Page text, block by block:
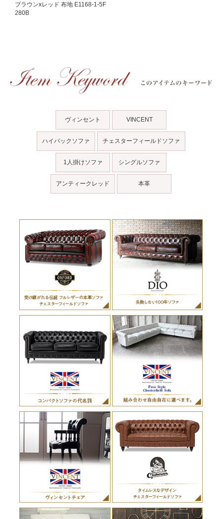
ブラウンxレッド 布地 E1168-1-5F
280B
ヴィンセント VINCENT
ハイバックソファ チェスターフィールドソファ
1人掛けソファ シングルソファ
アンティークレッド 本革